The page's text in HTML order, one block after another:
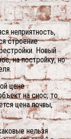
неприятность,
строение
Новый
на постройку, но
цене
на снос, то
цена почвы,
нельзя